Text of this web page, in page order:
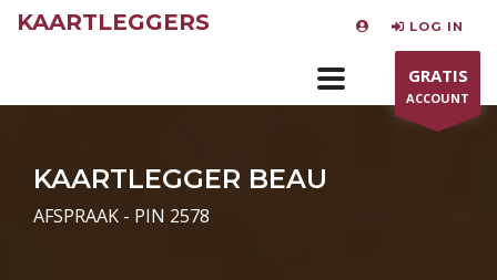
KAARTLEGGERS LOG IN
GRATIS
ACCOUNT
KAARTLEGGER BEAU
AFSPRAAK - PIN 2578